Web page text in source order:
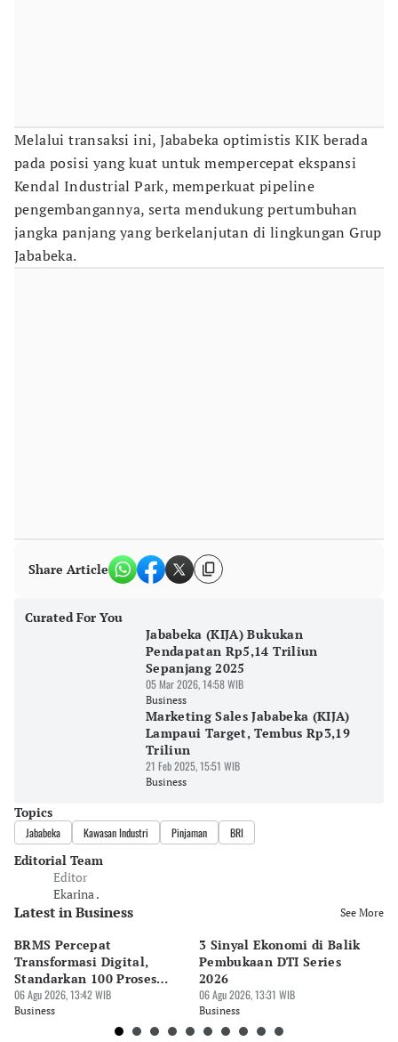
Melalui transaksi ini, Jababeka optimistis KIK berada
pada posisi yang kuat untuk mempercepat ekspansi
Kendal Industrial Park, memperkuat pipeline
pengembangannya, serta mendukung pertumbuhan
jangka panjang yang berkelanjutan di lingkungan Grup
Jababeka.
Share Article
Curated For You
Jababeka (KIJA) Bukukan
Pendapatan Rp5,14 Triliun
Sepanjang 2025
05 Mar 2026, 14:58 WIB
Business
Marketing Sales Jababeka (KIJA)
Lampaui Target, Tembus Rp3,19
Triliun
21 Feb 2025, 15:51 WIB
Business
Topics
Jababeka Kawasan Industri Pinjaman BRI
Editorial Team
Editor
Ekarina .
Latest in Business See More
BRMS Percepat
Transformasi Digital,
Standarkan 100 Proses
Bisnis
06 Agu 2026, 13:42 WIB
Business
3 Sinyal Ekonomi di Balik
Pembukaan DTI Series
2026
06 Agu 2026, 13:31 WIB
Business